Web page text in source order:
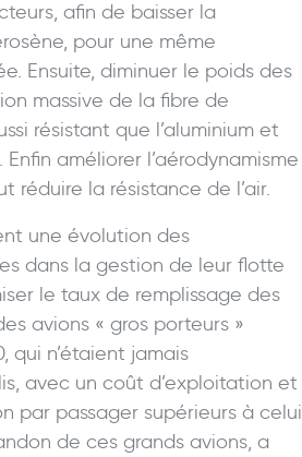
afin de baisser la
pour une même
Ensuite, diminuer le poids des
massive de la fibre de
résistant que l’aluminium et
améliorer l’aérodynamisme
réduire la résistance de l’air.
une évolution des
dans la gestion de leur flotte
le taux de remplissage des
avions « gros porteurs »
qui n’étaient jamais
avec un coût d’exploitation et
par passager supérieurs à celui
de ces grands avions, a